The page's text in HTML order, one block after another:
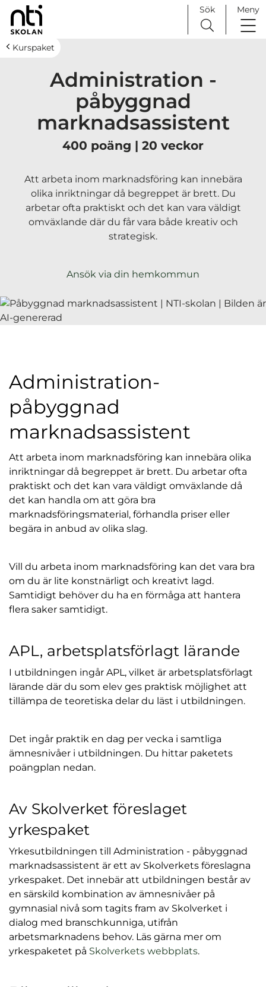
H
Huvudnavigation
Sök Meny
Kurspaket
Administration -
påbyggnad
marknadsassistent
400 poäng | 20 veckor
Att arbeta inom marknadsföring kan innebära
olika inriktningar då begreppet är brett. Du
arbetar ofta praktiskt och det kan vara väldigt
omväxlande där du får vara både kreativ och
strategisk.
Ansök via din hemkommun
Administration-
påbyggnad
marknadsassistent
Att arbeta inom marknadsföring kan innebära olika
inriktningar då begreppet är brett. Du arbetar ofta
praktiskt och det kan vara väldigt omväxlande då
det kan handla om att göra bra
marknadsföringsmaterial, förhandla priser eller
begära in anbud av olika slag.
Vill du arbeta inom marknadsföring kan det vara bra
om du är lite konstnärligt och kreativt lagd.
Samtidigt behöver du ha en förmåga att hantera
flera saker samtidigt.
APL, arbetsplatsförlagt lärande
I utbildningen ingår APL, vilket är arbetsplatsförlagt
lärande där du som elev ges praktisk möjlighet att
tillämpa de teoretiska delar du läst i utbildningen.
Det ingår praktik en dag per vecka i samtliga
ämnesnivåer i utbildningen. Du hittar paketets
poängplan nedan.
Av Skolverket föreslaget
yrkespaket
Yrkesutbildningen till Administration - påbyggnad
marknadsassistent är ett av Skolverkets föreslagna
yrkespaket. Det innebär att utbildningen består av
en särskild kombination av ämnesnivåer på
gymnasial nivå som tagits fram av Skolverket i
dialog med branschkunniga, utifrån
arbetsmarknadens behov. Läs gärna mer om
yrkespaketet på Skolverkets webbplats(.